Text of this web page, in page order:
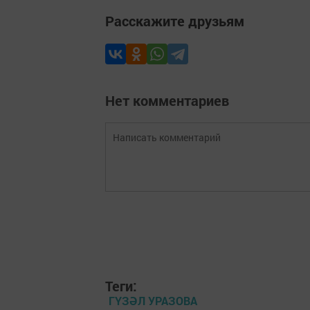
Расскажите друзьям
Нет комментариев
Теги:
ГҮЗӘЛ УРАЗОВА